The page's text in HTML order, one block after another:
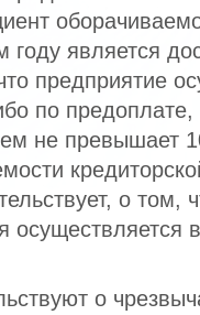
году является
предприятие
по предоплате,
не превышает
о том,
осуществляется
о